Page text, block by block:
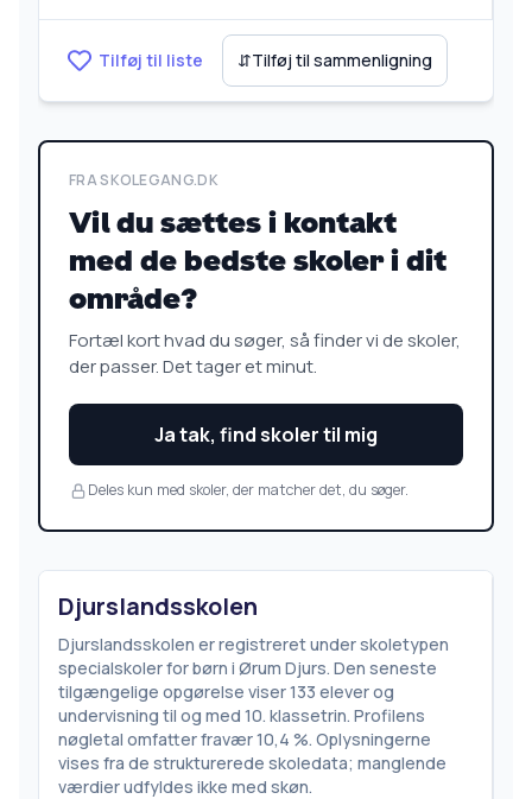
Tilføj til liste ⇵Tilføj til sammenligning
FRA SKOLEGANG.DK
Vil du sættes i kontakt
med de bedste skoler i dit
område?
Fortæl kort hvad du søger, så finder vi de skoler,
der passer. Det tager et minut.
Ja tak, find skoler til mig
Deles kun med skoler, der matcher det, du søger.
Djurslandsskolen
Djurslandsskolen er registreret under skoletypen
specialskoler for børn i Ørum Djurs. Den seneste
tilgængelige opgørelse viser 133 elever og
undervisning til og med 10. klassetrin. Profilens
nøgletal omfatter fravær 10,4 %. Oplysningerne
vises fra de strukturerede skoledata; manglende
værdier udfyldes ikke med skøn.